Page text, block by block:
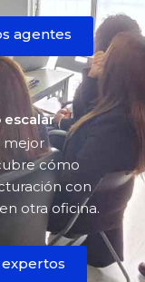
agentes
escalar
mejor
cómo
con
otra oficina.